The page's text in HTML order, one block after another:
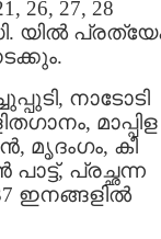
27, 28
യിൽ
നാടോടി
മാപ്പിള
മൃദംഗം, കീ
പ്രച്ഛന്ന
ഇനങ്ങളിൽ